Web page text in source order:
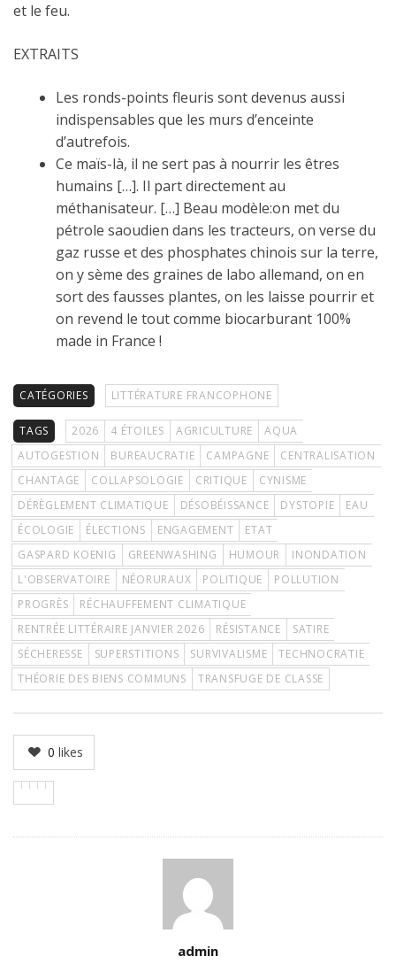
et le feu.
EXTRAITS
Les ronds-points fleuris sont devenus aussi
indispensables que les murs d’enceinte
d’autrefois.
Ce maïs-là, il ne sert pas à nourrir les êtres
humains […]. Il part directement au
méthanisateur. […] Beau modèle:on met du
pétrole saoudien dans les tracteurs, on verse du
gaz russe et des phosphates chinois sur la terre,
on y sème des graines de labo allemand, on en
sort des fausses plantes, on les laisse pourrir et
on revend le tout comme biocarburant 100%
made in France !
CATÉGORIES LITTÉRATURE FRANCOPHONE
TAGS 2026 4 ÉTOILES AGRICULTURE
AQUA
AUTOGESTION
BUREAUCRATIE CAMPAGNE
CENTRALISATION
CHANTAGE
COLLAPSOLOGIE CRITIQUE
CYNISME
DÉRÈGLEMENT CLIMATIQUE
DÉSOBÉISSANCE DYSTOPIE
EAU
ÉCOLOGIE
ÉLECTIONS ENGAGEMENT
ETAT
GASPARD KOENIG
GREENWASHING HUMOUR
INONDATION
L'OBSERVATOIRE
NÉORURAUX POLITIQUE
POLLUTION
PROGRÈS
RÉCHAUFFEMENT CLIMATIQUE
RENTRÉE LITTÉRAIRE JANVIER 2026
RÉSISTANCE
SATIRE
SÉCHERESSE
SUPERSTITIONS SURVIVALISME
TECHNOCRATIE
THÉORIE DES BIENS COMMUNS
TRANSFUGE DE CLASSE
0 likes
admin